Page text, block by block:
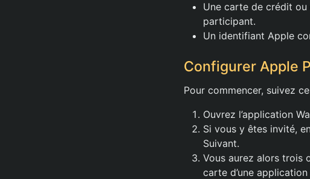
Une carte de crédit
participant.
Un identifiant Apple
Configurer Apple
Pour commencer, suivez
Ouvrez l’application
Si vous y êtes invité,
Suivant.
Vous aurez alors trois
carte d’une